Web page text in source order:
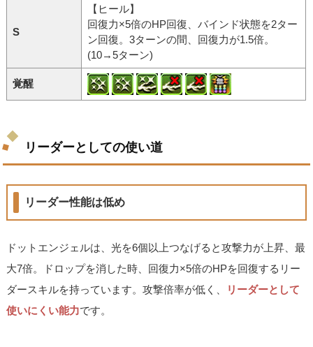
S
【ヒール】
回復力×5倍のHP回復、バインド状態を2ター
ン回復。3ターンの間、回復力が1.5倍。
(10→5ターン)
覚醒
リーダーとしての使い道
リーダー性能は低め
ドットエンジェルは、光を6個以上つなげると攻撃力が上昇、最
大7倍。ドロップを消した時、回復力×5倍のHPを回復するリー
ダースキルを持っています。攻撃倍率が低く、
リーダーとして
使いにくい能力です。